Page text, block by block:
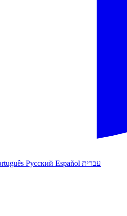
Русский Español עברית